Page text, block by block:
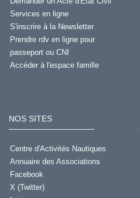
Services en ligne
S'inscrire à la Newsletter
Prendre rdv en ligne pour
passeport ou CNI
Accéder à l'espace famille
NOS SITES
Centre d'Activités Nautiques
Annuaire des Associations
Facebook
X (Twitter)